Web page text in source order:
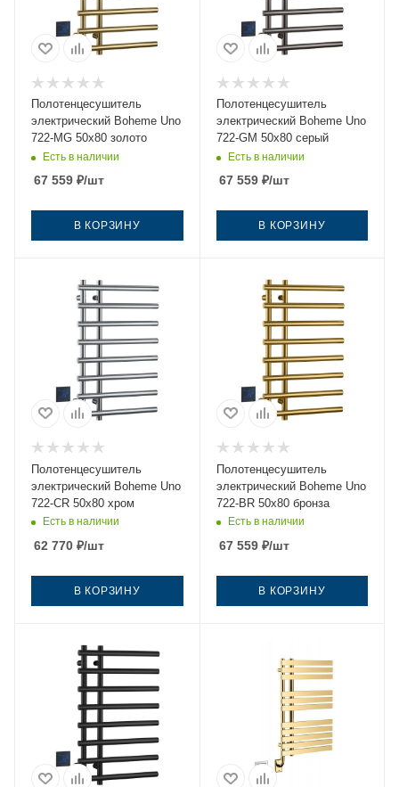
Полотенцесушитель
электрический Boheme Uno
722-MG 50х80 золото
Есть в наличии
67 559 ₽/шт
В КОРЗИНУ
Полотенцесушитель
электрический Boheme Uno
722-GM 50х80 серый
Есть в наличии
67 559₽/шт
В КОРЗИНУ
Полотенцесушитель
электрический Boheme Uno
722-CR 50х80 хром
Есть в наличии
62 770 ₽/шт
В КОРЗИНУ
Полотенцесушитель
электрический Boheme Uno
722-BR 50х80 бронза
Есть в наличии
67 559₽/шт
В КОРЗИНУ